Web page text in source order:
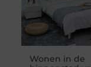
Wonen in de